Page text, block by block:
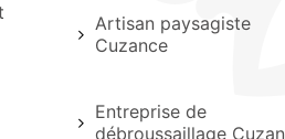
Artisan paysagiste
Cuzance
Entreprise de
débroussaillage